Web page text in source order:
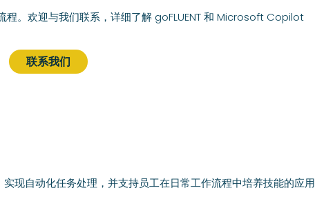
程。欢迎与我们联系，详细了解 goFLUENT 和 Microsoft Copilot
联系我们
现自动化任务处理，并支持员工在日常工作流程中培养技能的应用